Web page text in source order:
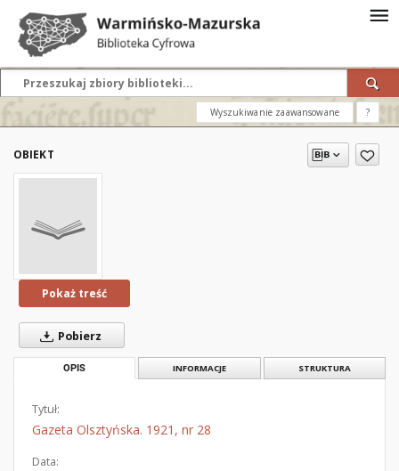
Wyszukiwanie zaawansowane ?
OBIEKT
Pokaż treść
Pobierz
OPIS INFORMACJE STRUKTURA
Tytuł:
Gazeta Olsztyńska. 1921, nr 28
Data: